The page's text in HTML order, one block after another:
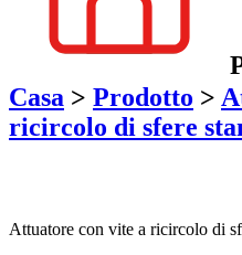
Casa > Prodotto >
ricircolo di sfere
Attuatore con vite a ricircolo di